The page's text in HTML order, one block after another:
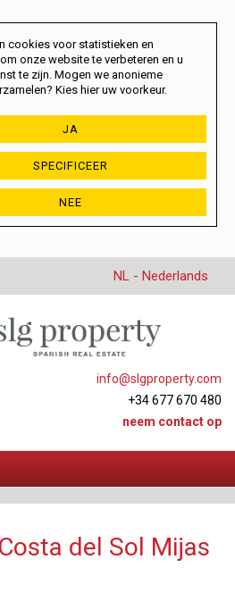
cookies voor statistieken en
onze website te verbeteren en u
te zijn. Mogen we anonieme
Kies hier uw voorkeur.
JA
SPECIFICEER
NEE
NL - Nederlands
info@slgproperty.com
+34 677 670 480
neem contact op
del Sol Mijas